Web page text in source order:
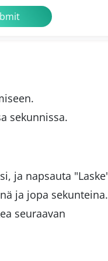
sekunnissa.
ja napsauta
ja jopa sekunteina.
seuraavan